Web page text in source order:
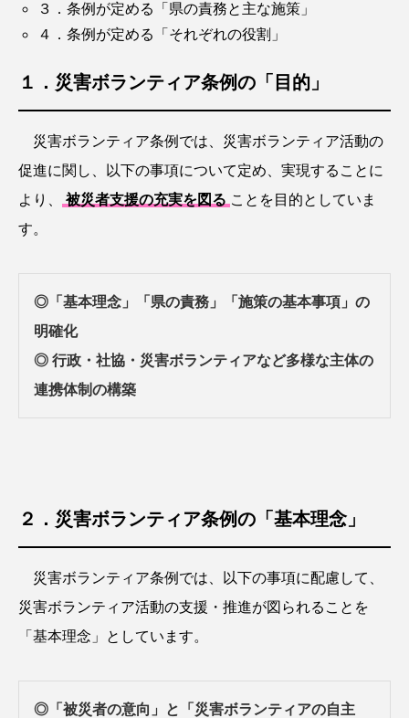
３．条例が定める「県の責務と主な施策」
４．条例が定める「それぞれの役割」
１．災害ボランティア条例の「目的」
災害ボランティア条例では、災害ボランティア活動の
促進に関し、以下の事項について定め、実現することに
より、
被災者支援の充実を図る ことを目的としていま
す。
◎「基本理念」「県の責務」「施策の基本事項」の
明確化
◎ 行政・社協・災害ボランティアなど多様な主体の
連携体制の構築
２．災害ボランティア条例の「基本理念」
災害ボランティア条例では、以下の事項に配慮して、
災害ボランティア活動の支援・推進が図られることを
「基本理念」としています。
◎「被災者の意向」と「災害ボランティアの自主